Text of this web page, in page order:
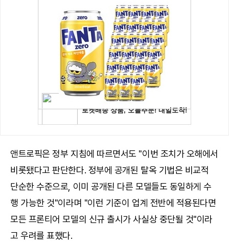
앤트로픽은 정부 지침에 따르면서도 "이번 조치가 오해에서
비롯됐다고 판단한다. 정부에 공개된 탈옥 기법은 비교적
단순한 수준으로, 이미 공개된 다른 모델들도 동일하게 수
행 가능한 것"이라며 "이런 기준이 업계 전반에 적용된다면
모든 프론티어 모델의 신규 출시가 사실상 중단될 것"이라
고 우려를 표했다.